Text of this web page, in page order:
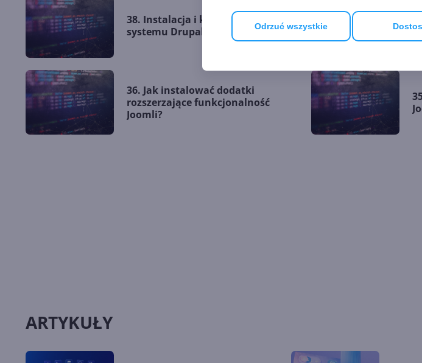
Odrzuć wszystkie
38. Instalacja i konfiguracja
systemu Drupal
36. Jak instalować dodatki
rozszerzające funkcjonalność
Joomli?
ARTYKUŁY